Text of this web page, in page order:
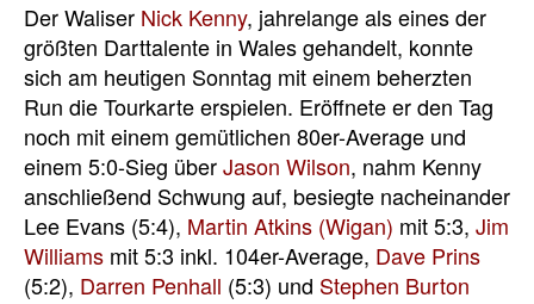
Der Waliser Nick Kenny, jahrelange als eines der
größten Darttalente in Wales gehandelt, konnte
sich am heutigen Sonntag mit einem beherzten
Run die Tourkarte erspielen. Eröffnete er den Tag
noch mit einem gemütlichen 80er-Average und
einem 5:0-Sieg überJason Wilson, nahm Kenny
anschließend Schwung auf, besiegte nacheinander
Lee Evans (5:4), Martin Atkins (Wigan) mit 5:3, Jim
Williams mit 5:3 inkl. 104er-Average, Dave Prins
(5:2), Darren Penhall (5:3) und Stephen Burton